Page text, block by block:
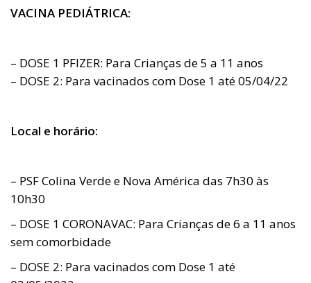
VACINA PEDIÁTRICA:
– DOSE 1 PFIZER: Para Crianças de 5 a 11 anos
– DOSE 2: Para vacinados com Dose 1 até 05/04/22
Local e horário:
– PSF Colina Verde e Nova América das 7h30 às
10h30
– DOSE 1 CORONAVAC: Para Crianças de 6 a 11 anos
sem comorbidade
– DOSE 2: Para vacinados com Dose 1 até